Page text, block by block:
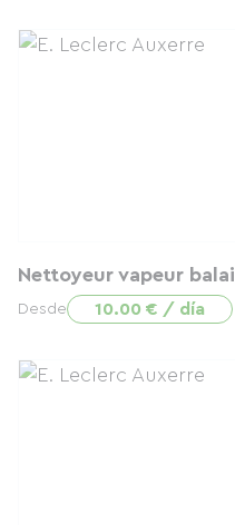
Nettoyeur vapeur balai
Desde 10.00 € / día